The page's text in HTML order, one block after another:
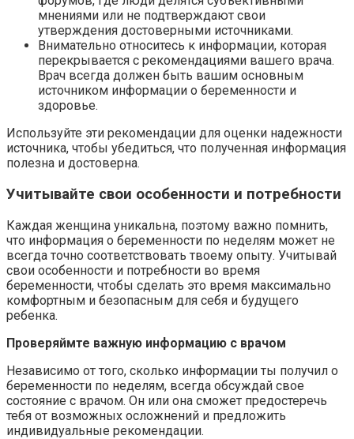
мнениями или не подтверждают свои
утверждения достоверными источниками.
Внимательно относитесь к информации, которая
перекрывается с рекомендациями вашего врача.
Врач всегда должен быть вашим основным
источником информации о беременности и
здоровье.
Используйте эти рекомендации для оценки надежности
источника, чтобы убедиться, что полученная информация
полезна и достоверна.
Учитывайте свои особенности и потребности
Каждая женщина уникальна, поэтому важно помнить,
что информация о беременности по неделям может не
всегда точно соответствовать твоему опыту. Учитывай
свои особенности и потребности во время
беременности, чтобы сделать это время максимально
комфортным и безопасным для себя и будущего
ребенка.
Проверяймте важную информацию с врачом
Независимо от того, сколько информации ты получил о
беременности по неделям, всегда обсуждай свое
состояние с врачом. Он или она сможет предостеречь
тебя от возможных осложнений и предложить
индивидуальные рекомендации.